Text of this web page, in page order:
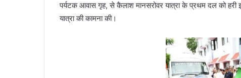
पर्यटक आवास गृह, से कैलाश मानसरोवर यात्रा के प्रथम दल को
यात्रा की कामना की।